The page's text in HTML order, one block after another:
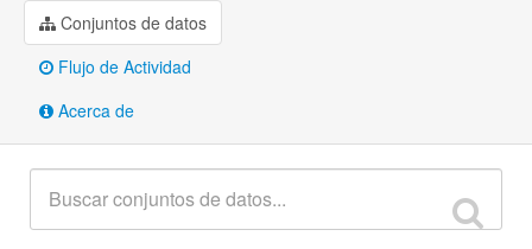
Conjuntos de datos
Flujo de Actividad
Acerca de